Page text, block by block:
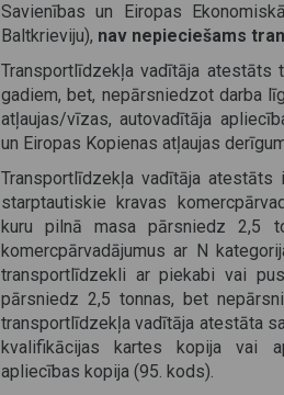
Savienības un Eiropas
Baltkrieviju), nav nepieciešams
Transportlīdzekļa vadītāja
gadiem, bet, nepārsniedzot darba
atļaujas/vīzas, autovadītāja
un Eiropas Kopienas atļaujas
Transportlīdzekļa vadītāja
starptautiskie kravas
kuru pilnā masa pārsniedz 2,5
komercpārvadājumus ar N
transportlīdzekli ar piekabi vai
pārsniedz 2,5 tonnas, bet
transportlīdzekļa vadītāja atestāta
kvalifikācijas kartes kopija vai
apliecības kopija (95. kods).